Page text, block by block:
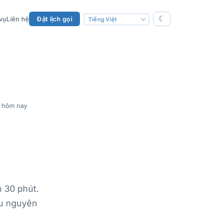
Liên hệ Đặt lịch gọi ☾
hôm nay
30 phút.
nguyên